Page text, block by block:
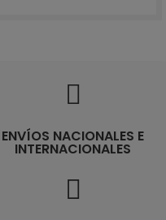
ENVÍOS NACIONALES E
INTERNACIONALES